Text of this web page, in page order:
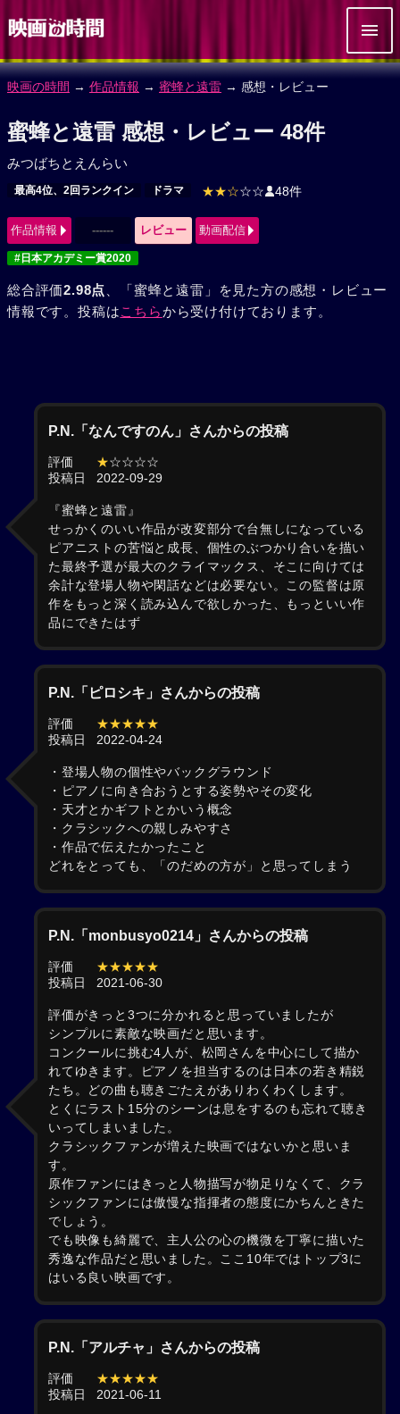
映画の時間 → 作品情報 → 蜜蜂と遠雷 → 感想・レビュー
蜜蜂と遠雷 感想・レビュー 48件
みつばちとえんらい
最高4位、2回ランクイン ドラマ ★★☆☆☆ 48件
作品情報 ------ レビュー 動画配信
#日本アカデミー賞2020
総合評価2.98点 、「蜜蜂と遠雷」を見た方の感想・レビュー
情報です。投稿はこちらから受け付けております。
P.N.「なんですのん」さんからの投稿
評価 ★☆☆☆☆
投稿日
2022-09-29
『蜜蜂と遠雷』
せっかくのいい作品が改変部分で台無しになっている
ピアニストの苦悩と成長、個性のぶつかり合いを描い
た最終予選が最大のクライマックス、そこに向けては
余計な登場人物や閑話などは必要ない。この監督は原
作をもっと深く読み込んで欲しかった、もっといい作
品にできたはず
P.N.「ピロシキ」さんからの投稿
評価
★★★★★
投稿日
2022-04-24
・登場人物の個性やバックグラウンド
・ピアノに向き合おうとする姿勢やその変化
・天才とかギフトとかいう概念
・クラシックへの親しみやすさ
・作品で伝えたかったこと
どれをとっても、「のだめの方が」と思ってしまう
P.N.「monbusyo0214」さんからの投稿
評価
★★★★★
投稿日
2021-06-30
評価がきっと3つに分かれると思っていましたが
シンプルに素敵な映画だと思います。
コンクールに挑む4人が、松岡さんを中心にして描か
れてゆきます。ピアノを担当するのは日本の若き精鋭
たち。どの曲も聴きごたえがありわくわくします。
とくにラスト15分のシーンは息をするのも忘れて聴き
いってしまいました。
クラシックファンが増えた映画ではないかと思いま
す。
原作ファンにはきっと人物描写が物足りなくて、クラ
シックファンには傲慢な指揮者の態度にかちんときた
でしょう。
でも映像も綺麗で、主人公の心の機微を丁寧に描いた
秀逸な作品だと思いました。ここ10年ではトップ3に
はいる良い映画です。
P.N.「アルチャ」さんからの投稿
評価
★★★★★
投稿日
2021-06-11